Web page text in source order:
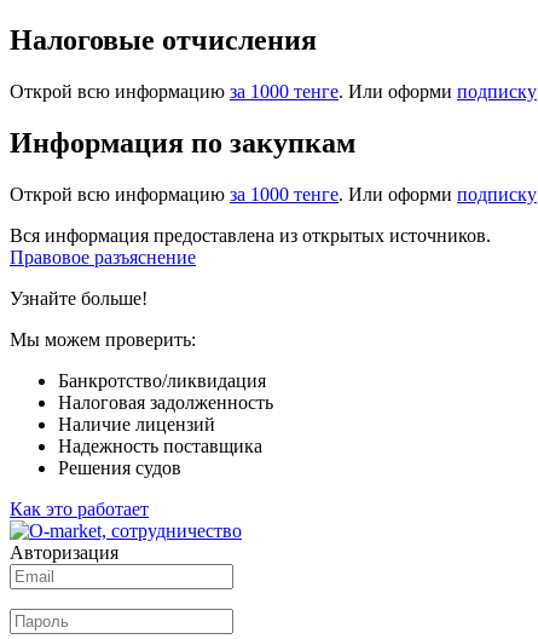
Налоговые отчисления
Открой всю информацию за 1000 тенге. Или оформи подписку
Информация по закупкам
Открой всю информацию за 1000 тенге. Или оформи подписку
Вся информация предоставлена из открытых источников.
Правовое разъяснение
Узнайте больше!
Мы можем проверить:
Банкротство/ликвидация
Налоговая задолженность
Наличие лицензий
Надежность поставщика
Решения судов
Как это работает
Авторизация